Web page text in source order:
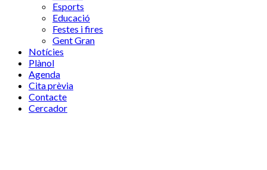
Esports
Educació
Festes i fires
Gent Gran
Notícies
Plànol
Agenda
Cita prèvia
Contacte
Cercador